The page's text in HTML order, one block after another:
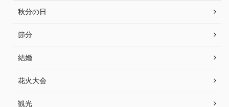
秋分の日
節分
結婚
花火大会
観光